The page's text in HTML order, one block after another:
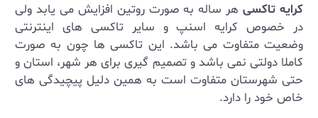
کرایه تاکسی هر ساله به صورت روتین افزایش می یابد ولی
در خصوص کرایه اسنپ و سایر تاکسی های اینترنتی
وضعیت متفاوت می باشد. این تاکسی ها چون به صورت
کاملا دولتی نمی باشد و تصمیم گیری برای هر شهر، استان و
حتی شهرستان متفاوت است به همین دلیل پیچیدگی های
خاص خود را دارد.